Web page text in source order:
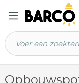
hoofdinhoud